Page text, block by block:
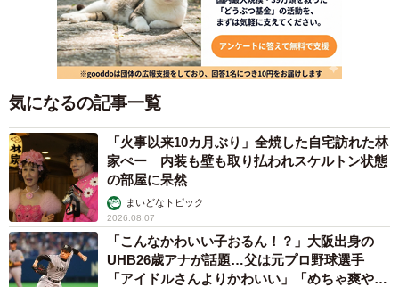
気になるの記事一覧
「火事以来10カ月ぶり」全焼した自宅訪れた林
家ぺー 内装も壁も取り払われスケルトン状態
の部屋に呆然
まいどなトピック
2026.08.07
「こんなかわいい子おるん！？」大阪出身の
UHB26歳アナが話題…父は元プロ野球選手
「アイドルさんよりかわいい」「めちゃ爽や